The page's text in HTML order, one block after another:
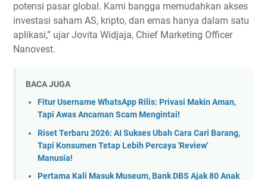
potensi pasar global. Kami bangga memudahkan akses
investasi saham AS, kripto, dan emas hanya dalam satu
aplikasi,” ujar Jovita Widjaja, Chief Marketing Officer
Nanovest.
BACA JUGA
Fitur Username WhatsApp Rilis: Privasi Makin Aman,
Tapi Awas Ancaman Scam Mengintai!
Riset Terbaru 2026: AI Sukses Ubah Cara Cari Barang,
Tapi Konsumen Tetap Lebih Percaya 'Review'
Manusia!
Pertama Kali Masuk Museum, Bank DBS Ajak 80 Anak